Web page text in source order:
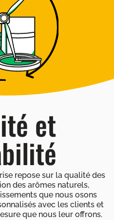
et
repose sur la qualité des
des arômes naturels,
que nous osons
avec les clients et
que nous leur offrons.